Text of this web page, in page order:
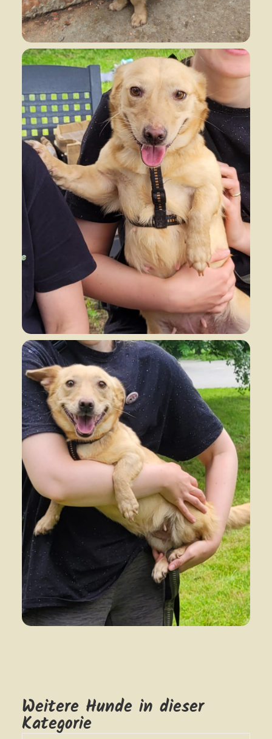
Weitere Hunde in dieser
Kategorie